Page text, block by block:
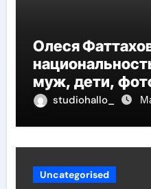
Олеся
муж, дети,
studiohallo_
Uncategorised